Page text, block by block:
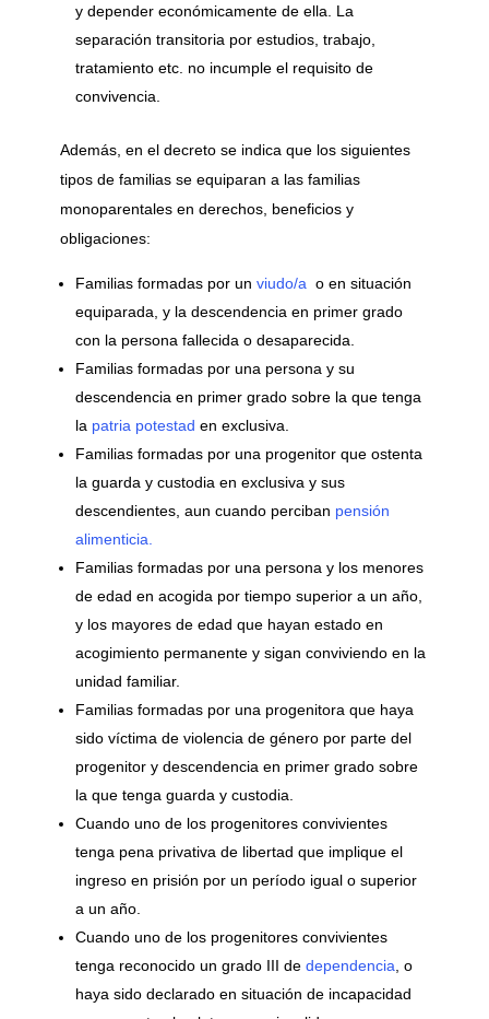
y depender económicamente de ella. La
separación transitoria por estudios, trabajo,
tratamiento etc. no incumple el requisito de
convivencia.
Además, en el decreto se indica que los siguientes
tipos de familias se equiparan a las familias
monoparentales en derechos, beneficios y
obligaciones:
Familias formadas por un viudo/a o en situación
equiparada, y la descendencia en primer grado
con la persona fallecida o desaparecida.
Familias formadas por una persona y su
descendencia en primer grado sobre la que tenga
la patria potestad en exclusiva.
Familias formadas por una progenitor que ostenta
la guarda y custodia en exclusiva y sus
descendientes, aun cuando perciban pensión
alimenticia.
Familias formadas por una persona y los menores
de edad en acogida por tiempo superior a un año,
y los mayores de edad que hayan estado en
acogimiento permanente y sigan conviviendo en la
unidad familiar.
Familias formadas por una progenitora que haya
sido víctima de violencia de género por parte del
progenitor y descendencia en primer grado sobre
la que tenga guarda y custodia.
Cuando uno de los progenitores convivientes
tenga pena privativa de libertad que implique el
ingreso en prisión por un período igual o superior
a un año.
Cuando uno de los progenitores convivientes
tenga reconocido un grado III de dependencia , o
haya sido declarado en situación de incapacidad